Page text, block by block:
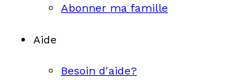
Abonner ma famille
Aide
Besoin d'aide?